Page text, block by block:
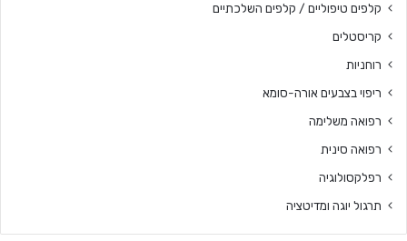
קלפים טיפוליים / קלפים השלכתיים
קריסטלים
רוחניות
ריפוי בצבעים אורה-סומא
רפואה משלימה
רפואה סינית
רפלקסולוגיה
תרגול יוגה ומדיטציה